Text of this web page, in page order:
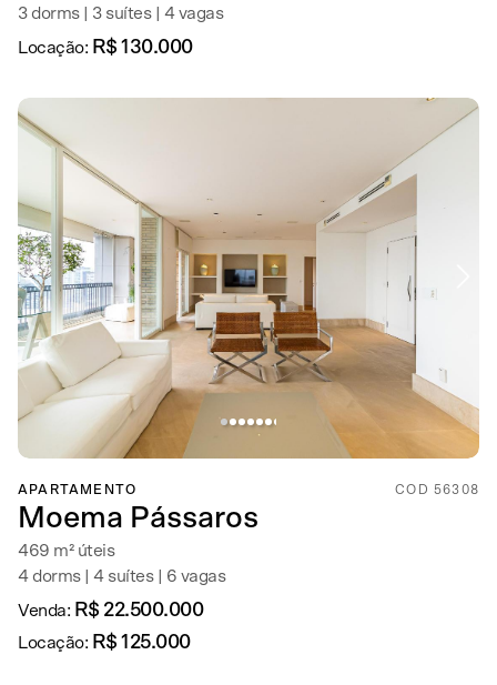
3 dorms | 3 suítes | 4 vagas
Locação: R$ 130.000
APARTAMENTO COD 56308
Moema Pássaros
469 m² úteis
4 dorms | 4 suítes | 6 vagas
Venda: R$ 22.500.000
Locação: R$ 125.000